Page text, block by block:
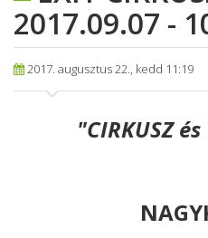
2017.09.07 -
2017. augusztus 22., kedd 11:19
"CIRKUSZ és